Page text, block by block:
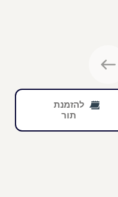
להזמנת
תור